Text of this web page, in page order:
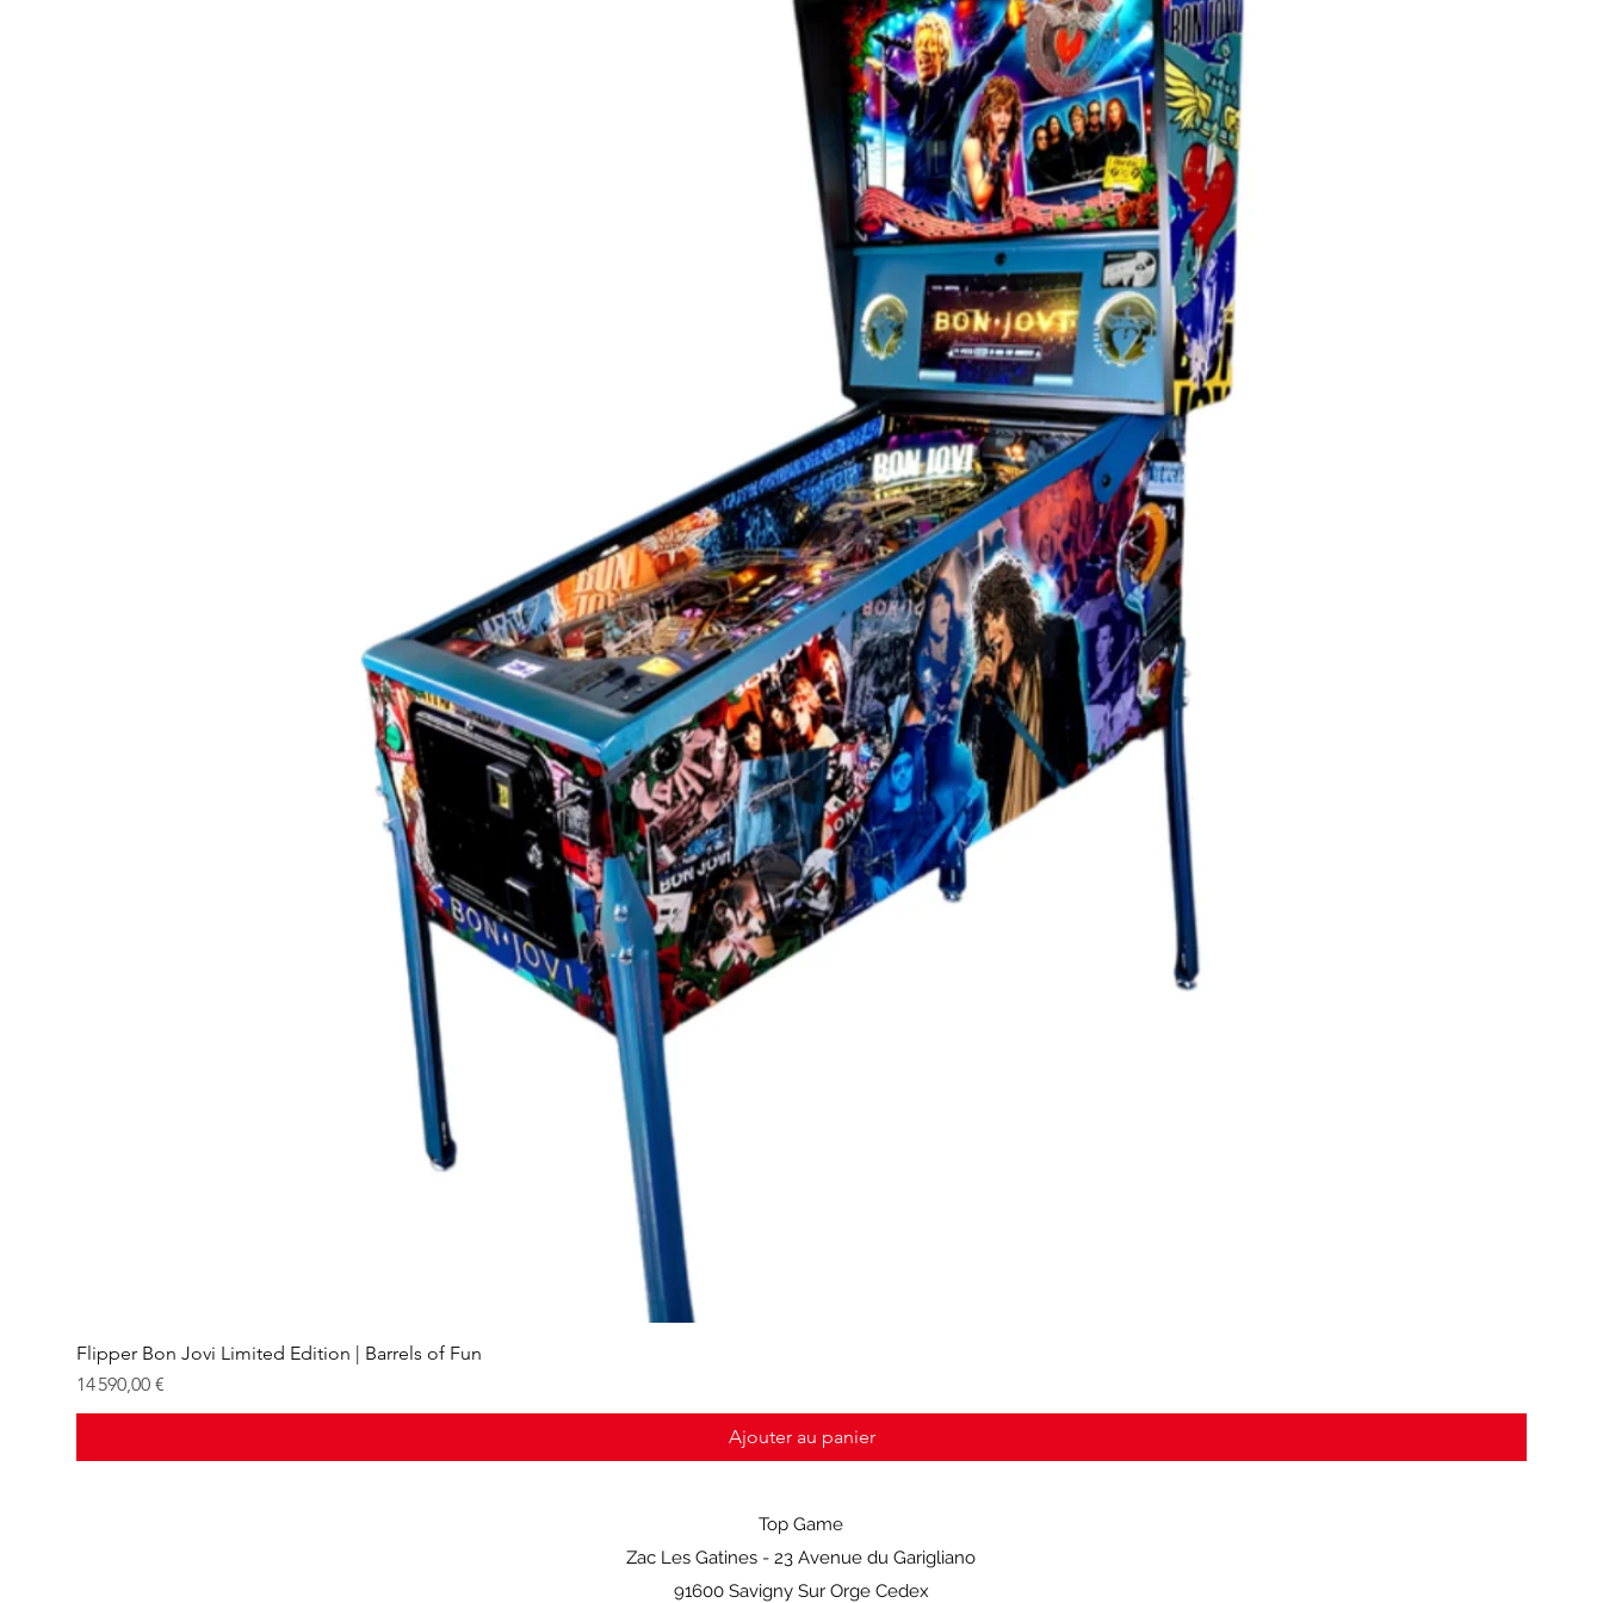
seront inclus en tant qu'artefact de franchise dans les modèles LE, gracieuseté
présenteront des peintures
originales de style néo-noir illustrées par l'artiste de renom Randy Martinez.
"Inspirés par l'une des franchises cinématographiques les plus emblématiques
et passionnantes de notre époque, nous lançons des jeux de flipper
John
avec la technologie la plus avancée que nous ayons jamais créée", a
déclaré Seth Davis, président et chef de la direction de Stern Pinball. "Nous
pouvons Nous n'attendons pas que les joueurs testent notre nouveau
Insider Connected fournit également un ensemble d'outils axés sur l'opérateur
pour piloter le jeu sur place grâce à une meilleure expérience de joueur, une
découverte de l'emplacement du jeu, des classements de localisation, une
analyse des performances, des mises à jour automatiques du code et des
diagnostics à distance pour une maintenance plus facile. L'inscription à Insider
Connected est disponible sur insider.sternpinball.com/ ou dans l'application
Insider Connected. Téléchargez-le dès aujourd'hui sur iOS et Android.
Limité à 1 000 jeux dans le monde, le modèle en édition limitée à collectionner
comprend l'Expression Lighting System™ et le Speaker Expression Lighting.
Ces systèmes d'éclairage intégrés sont synchronisés avec des spectacles de
lumière personnalisés spécialement conçus pour chaque chanson et réactifs
de manière dynamique aux événements du jeu. La version LE comprend
également une vitre arrière en miroir « Stained Glass » en couleur, des
autocollants d'armoire haute définition en feuille d'argent brossé réfléchissant
en couleur avec des illustrations dessinées à la main par Randy Martinez, une
armure de flipper personnalisée exclusive à revêtement en poudre, une
armure personnalisée dédicacée par le designer. arche inférieure, système
audio amélioré, verre antireflet du plateau de jeu de flipper, moteur shaker,
plaque numérotée séquentiellement et certificat d'authenticité signé.
Flipper Bon Jovi Limited Edition | Barrels of Fun
Prix
14 590,00 €
Ajouter au panier
Top Game
Zac Les Gatines - 23 Avenue du Garigliano
91600 Savigny Sur Orge Cedex